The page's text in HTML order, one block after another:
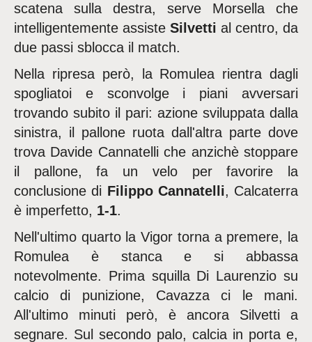
scatena sulla destra, serve Morsella che
intelligentemente assiste Silvetti al centro, da
due passi sblocca il match.
Nella ripresa però, la Romulea rientra dagli
spogliatoi e sconvolge i piani avversari
trovando subito il pari: azione sviluppata dalla
sinistra, il pallone ruota dall'altra parte dove
trova Davide Cannatelli che anzichè stoppare
il pallone, fa un velo per favorire la
conclusione di Filippo Cannatelli, Calcaterra
è imperfetto, 1-1.
Nell'ultimo quarto la Vigor torna a premere, la
Romulea è stanca e si abbassa
notevolmente. Prima squilla Di Laurenzio su
calcio di punizione, Cavazza ci le mani.
All'ultimo minuti però, è ancora Silvetti a
segnare. Sul secondo palo, calcia in porta e,